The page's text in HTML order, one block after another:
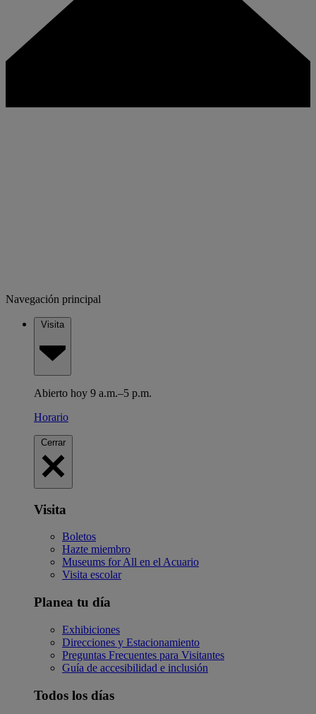
Navegación principal
Visita
Abierto hoy 9 a.m.–5 p.m.
Horario
Cerrar
Visita
Boletos
Hazte miembro
Museums for All en el Acuario
Visita escolar
Planea tu día
Exhibiciones
Direcciones y Estacionamiento
Preguntas Frecuentes para Visitantes
Guía de accesibilidad e inclusión
Todos los días